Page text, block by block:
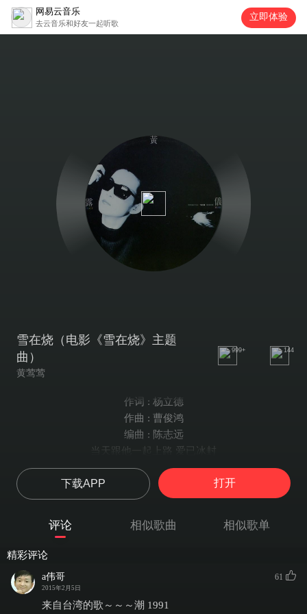
网易云音乐
去云音乐和好友一起听歌
立即体验
雪在烧（电影《雪在烧》主题
曲）
黄莺莺
999+ 144
作词 : 杨立德
作曲 : 曹俊鸿
编曲 : 陈志远
当天跟他一起上路 爱已冰封
根本不懂得他心情 梦是冰冻
埋于暗洞
想起当天跟你偶遇这街中
是奥妙 是恶兆
任意烧 因我逃不掉 心窝长困扰
下载APP 打开
评论 相似歌曲 相似歌单
精彩评论
a伟哥
2015年2月5日
61
来自台湾的歌～～～潮 1991